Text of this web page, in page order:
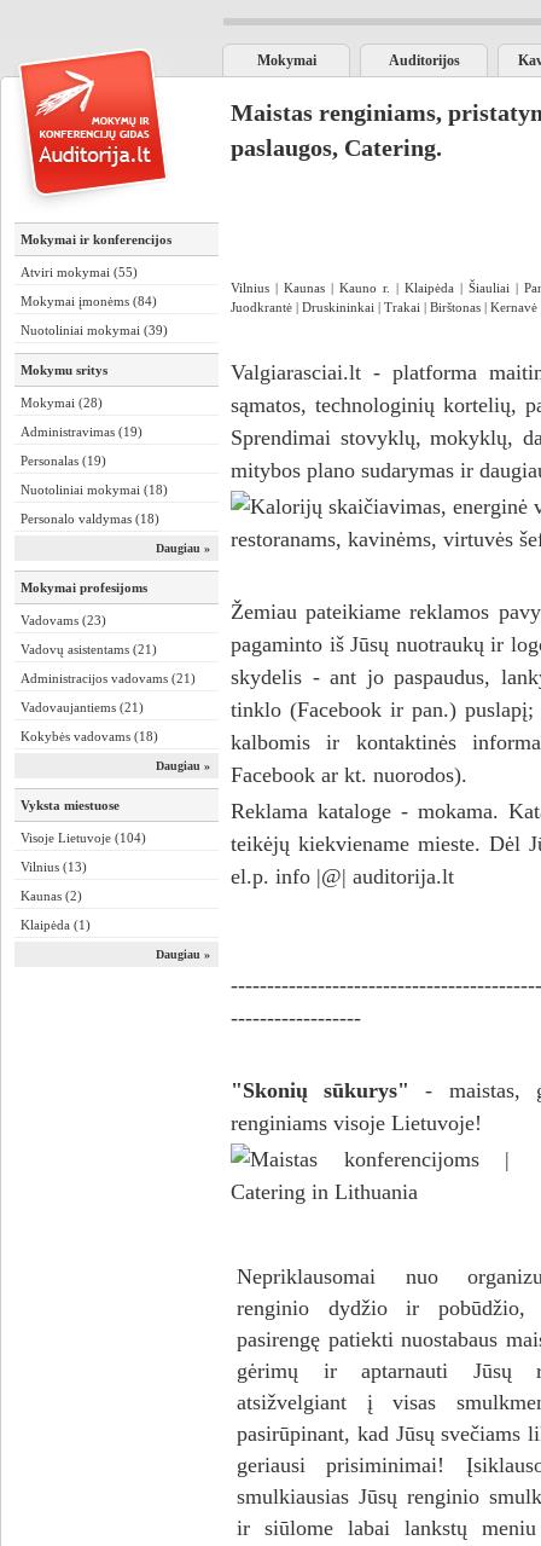
Mokymai Auditorijos
Mokymai ir konferencijos
Atviri mokymai (55)
Mokymai įmonėms (84)
Nuotoliniai mokymai (39)
Mokymu sritys
Mokymai (28)
Administravimas (19)
Personalas (19)
Nuotoliniai mokymai (18)
Personalo valdymas (18)
Daugiau »
Mokymai profesijoms
Vadovams (23)
Vadovų asistentams (21)
Administracijos vadovams (21)
Vadovaujantiems (21)
Kokybės vadovams (18)
Daugiau »
Vyksta miestuose
Visoje Lietuvoje (104)
Vilnius (13)
Kaunas (2)
Klaipėda (1)
Daugiau »
Maistas renginiams,
paslaugos, Catering.
Vilnius | Kaunas | Kauno r. | Klaipėda | Šiauliai |
Juodkrantė | Druskininkai | Trakai | Birštonas | Kernavė
Valgiarasciai.lt - platforma
sąmatos, technologinių kortelių,
Sprendimai stovyklų, mokyklų,
mitybos plano sudarymas ir
Žemiau pateikiame reklamos
pagaminto iš Jūsų nuotraukų ir
skydelis - ant jo paspaudus,
tinklo (Facebook ir pan.)
kalbomis ir kontaktinės
Facebook ar kt. nuorodos).
Reklama kataloge - mokama.
teikėjų kiekviename mieste. Dėl
el.p. info |@| auditorija.lt
------------------
"Skonių sūkurys"
- maistаs,
renginiams visoje Lietuvoje!
Nepriklausomai nuo
renginio dydžio ir pobūdžio,
pasirengę patiekti nuostabaus
gėrimų ir aptarnauti Jūsų
atsižvelgiant į visas
pasirūpinant, kad Jūsų svečiams
geriausi prisiminimai!
smulkiausias Jūsų renginio
ir siūlome labai lankstų meniu